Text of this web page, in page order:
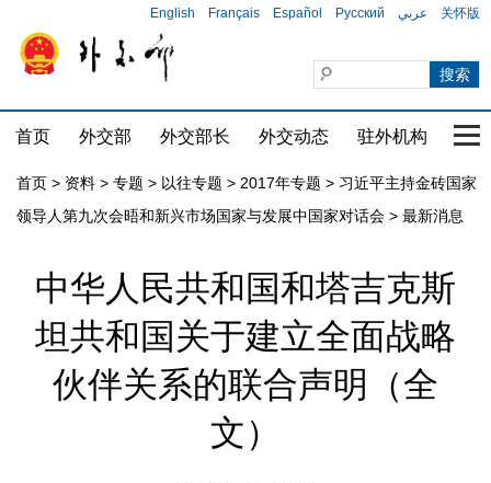
English Français Español Русский عربي 关怀版
首页 外交部 外交部长 外交动态 驻外机构 国
首页 > 资料 > 专题 > 以往专题 > 2017年专题 > 习近平主持金砖国家
领导人第九次会晤和新兴市场国家与发展中国家对话会 > 最新消息
中华人民共和国和塔吉克斯
坦共和国关于建立全面战略
伙伴关系的联合声明（全
文）